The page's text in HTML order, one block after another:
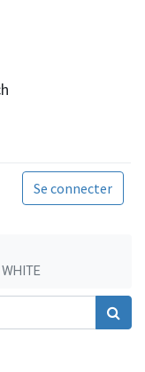
Se connecter